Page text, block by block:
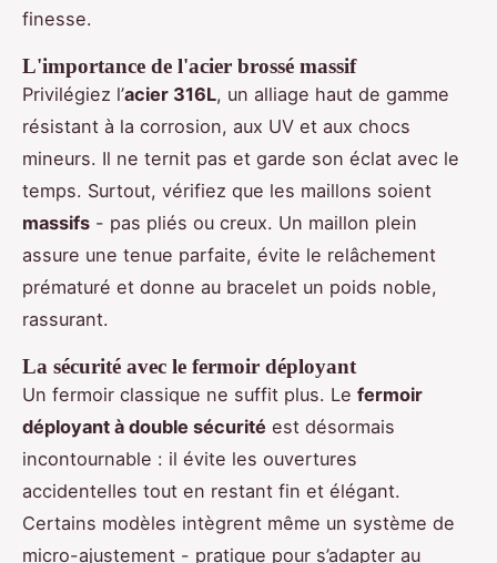
finesse.
L'importance de l'acier brossé massif
Privilégiez l’acier 316L, un alliage haut de gamme
résistant à la corrosion, aux UV et aux chocs
mineurs. Il ne ternit pas et garde son éclat avec le
temps. Surtout, vérifiez que les maillons soient
massifs - pas pliés ou creux. Un maillon plein
assure une tenue parfaite, évite le relâchement
prématuré et donne au bracelet un poids noble,
rassurant.
La sécurité avec le fermoir déployant
Un fermoir classique ne suffit plus. Le fermoir
déployant à double sécurité est désormais
incontournable : il évite les ouvertures
accidentelles tout en restant fin et élégant.
Certains modèles intègrent même un système de
micro-ajustement - pratique pour s’adapter au